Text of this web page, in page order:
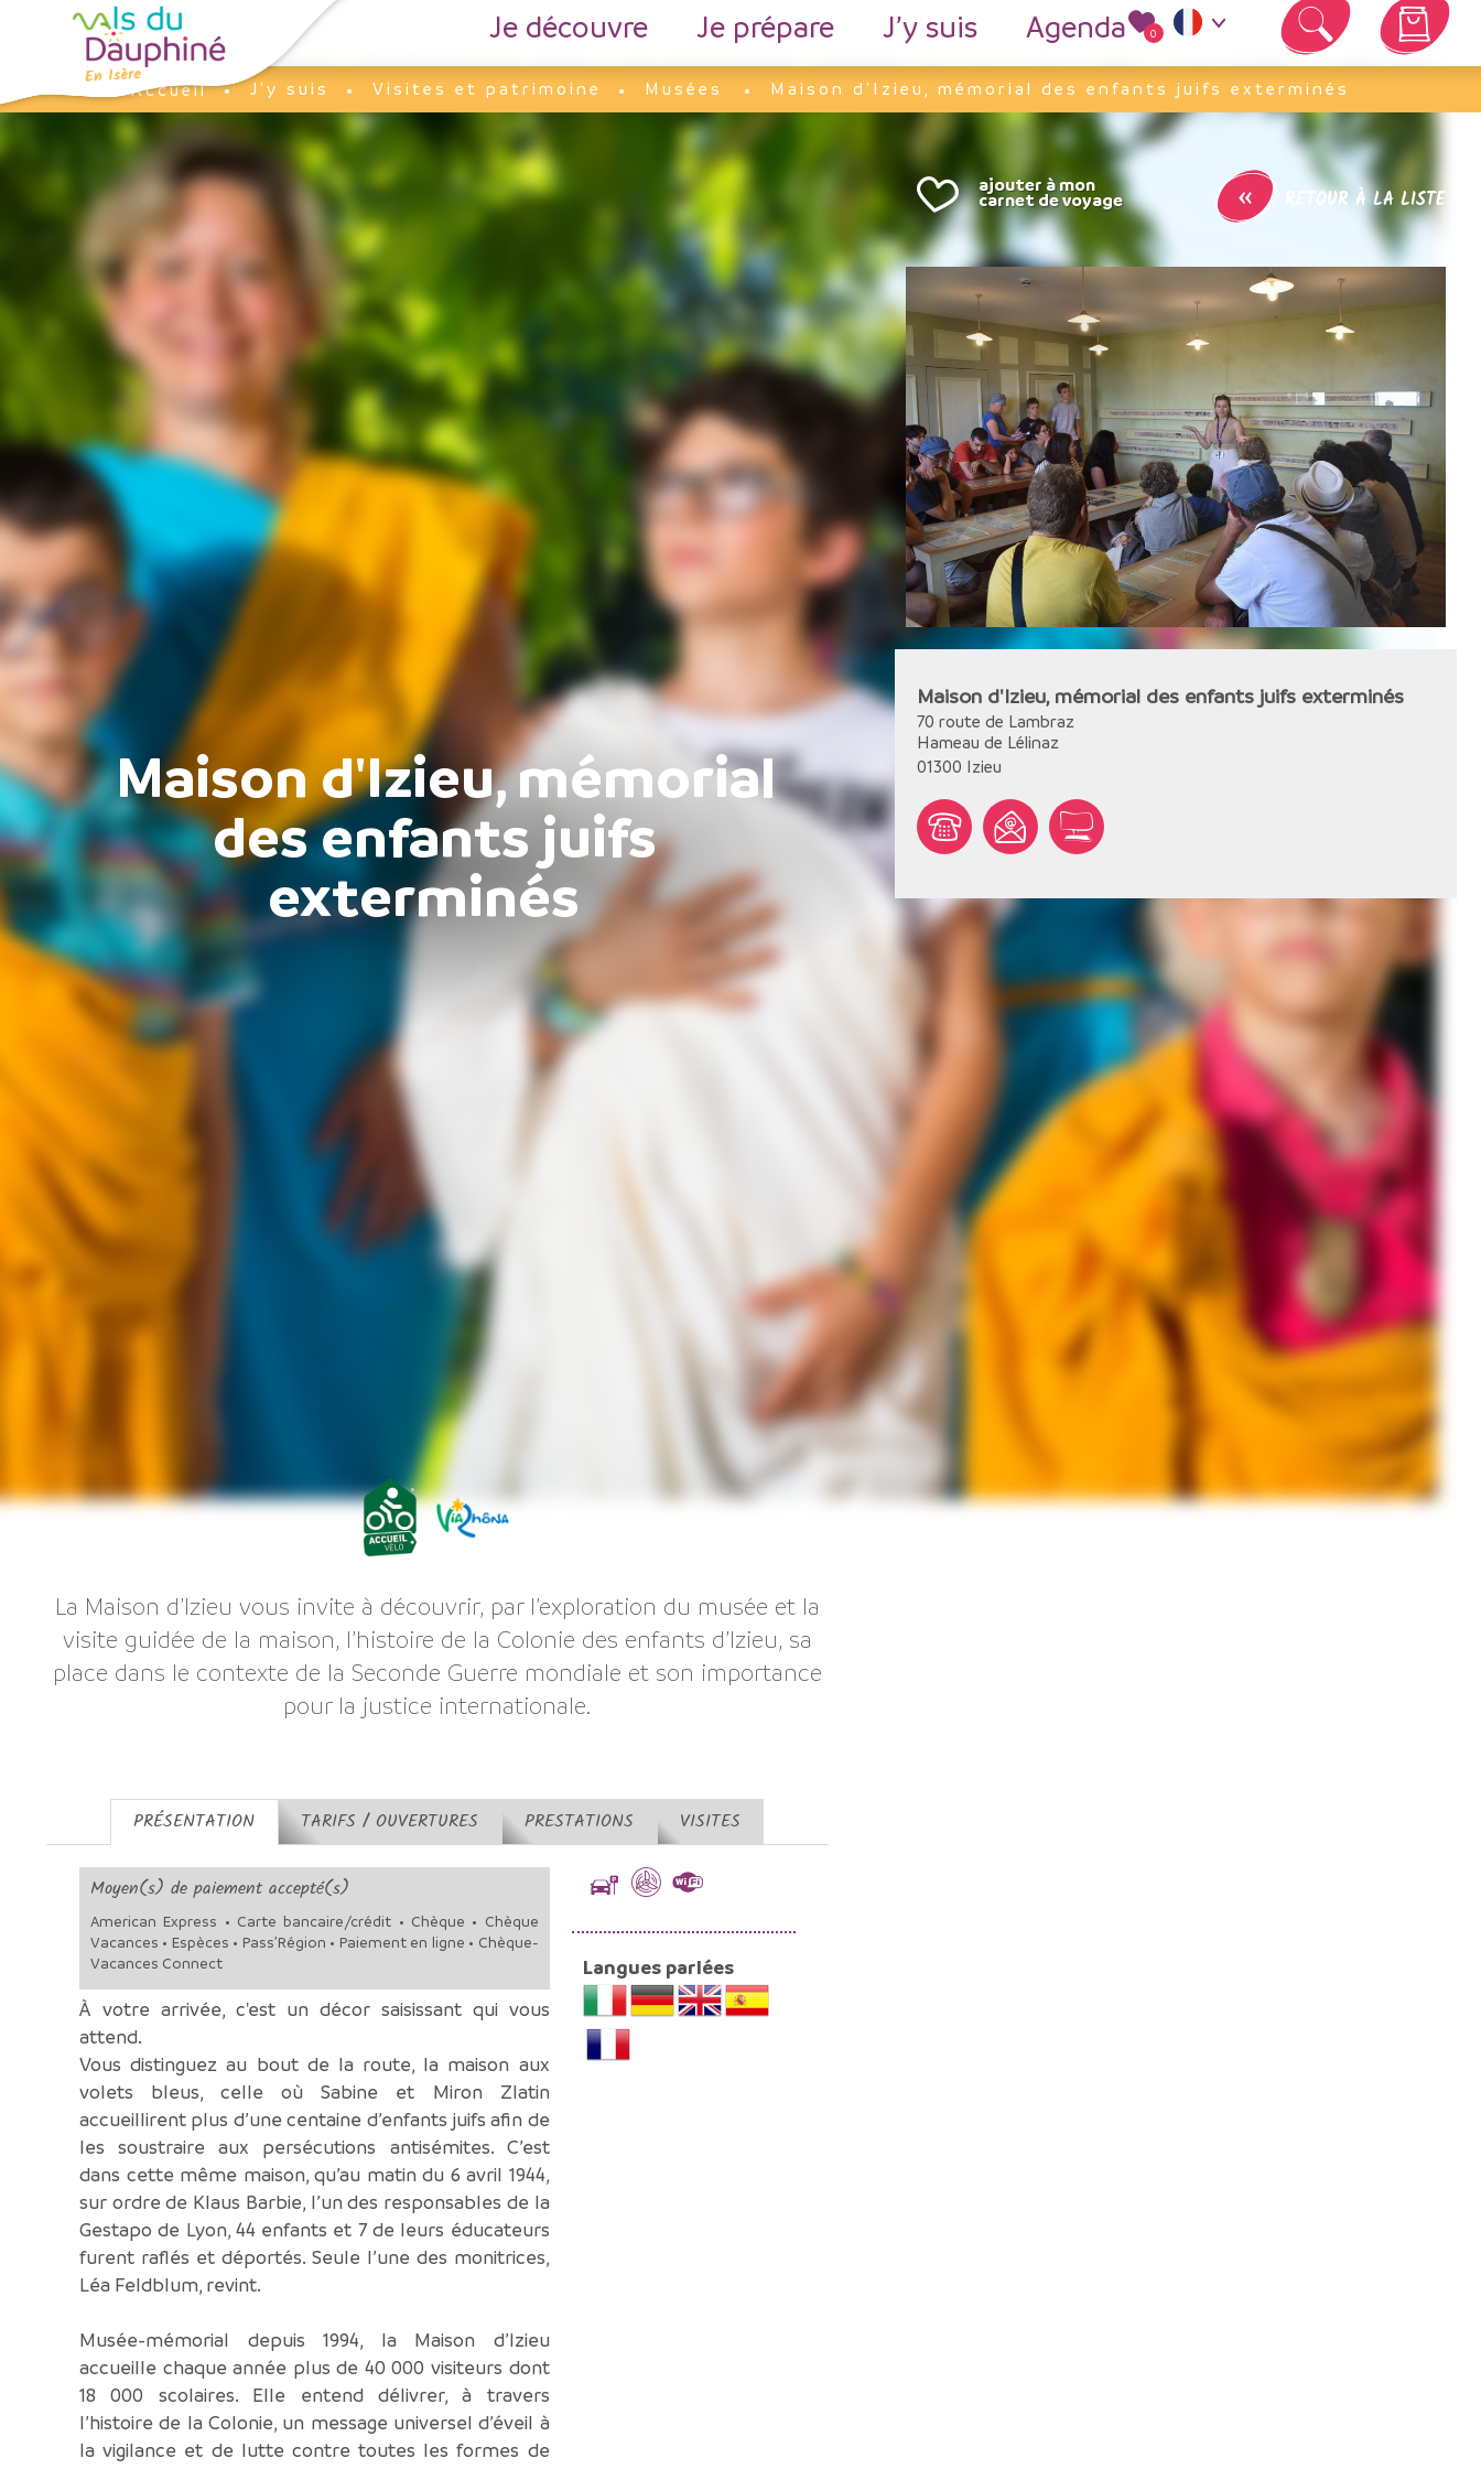
Je découvre Je prépare J’y suis Agenda 0
Votre panier est vide
Accueil
J'y suis Visites et patrimoine Musées Maison d'Izieu, mémorial des enfants juifs exterminés
Maison d'Izieu, mémorial
des enfants juifs
exterminés
La Maison d’Izieu vous invite à découvrir, par l’exploration du musée et la
visite guidée de la maison, l’histoire de la Colonie des enfants d’Izieu, sa
place dans le contexte de la Seconde Guerre mondiale et son importance
pour la justice internationale.
PRÉSENTATION TARIFS / OUVERTURES PRESTATIONS VISITES
Moyen(s) de paiement accepté(s)
American Express • Carte bancaire/crédit • Chèque • Chèque
Vacances • Espèces • Pass’Région • Paiement en ligne • Chèque-
Vacances Connect
À votre arrivée, c'est un décor saisissant qui vous
attend.
Vous distinguez au bout de la route, la maison aux
volets bleus, celle où Sabine et Miron Zlatin
accueillirent plus d’une centaine d’enfants juifs afin de
les soustraire aux persécutions antisémites. C’est
dans cette même maison, qu’au matin du 6 avril 1944,
sur ordre de Klaus Barbie, l’un des responsables de la
Gestapo de Lyon, 44 enfants et 7 de leurs éducateurs
furent raflés et déportés. Seule l’une des monitrices,
Léa Feldblum, revint.
Musée-mémorial depuis 1994, la Maison d’Izieu
accueille chaque année plus de 40 000 visiteurs dont
18 000 scolaires. Elle entend délivrer, à travers
l’histoire de la Colonie, un message universel d’éveil à
la vigilance et de lutte contre toutes les formes de
Langues parlées
« RETOUR À LA LISTE
Maison d'Izieu, mémorial des enfants juifs exterminés
70 route de Lambraz
Hameau de Lélinaz
01300 Izieu
Panneau de gestion des cookies